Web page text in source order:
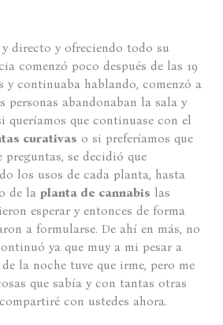
directo y ofreciendo todo su
comenzó poco después de las 19
y continuaba hablando, comenzó a
personas abandonaban la sala y
queríamos que continuase con el
curativas o si preferíamos que
preguntas, se decidió que
los usos de cada planta, hasta
de la planta de cannabis las
esperar y entonces de forma
a formularse. De ahí en más, no
ya que muy a mi pesar a
la noche tuve que irme, pero me
que sabía y con tantas otras
con ustedes ahora.